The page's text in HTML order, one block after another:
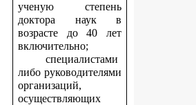
ученую степень
доктора наук в
возрасте до 40 лет
включительно;
специалистами
либо руководителями
организаций,
осуществляющих